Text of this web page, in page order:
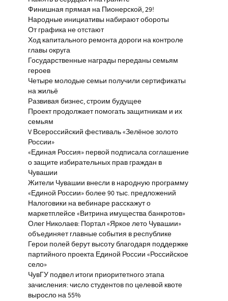
Финишная прямая на Пионерской, 29!
Народные инициативы набирают обороты
От графика не отстают
Ход капитального ремонта дороги на контроле
главы округа
Государственные награды переданы семьям
героев
Четыре молодые семьи получили сертификаты
на жильё
Развивая бизнес, строим будущее
Проект продолжает помогать защитникам и их
семьям
V Всероссийский фестиваль «Зелёное золото
России»
«Единая Россия» первой подписала соглашение
о защите избирательных прав граждан в
Чувашии
Жители Чувашии внесли в народную программу
«Единой России» более 90 тыс. предложений
Налоговики на вебинаре расскажут о
маркетплейсе «Витрина имущества банкротов»
Олег Николаев: Портал «Яркое лето Чувашии»
объединяет главные события в республике
Герои полей берут высоту благодаря поддержке
партийного проекта Единой России «Российское
село»
ЧувГУ подвел итоги приоритетного этапа
зачисления: число студентов по целевой квоте
выросло на 55%